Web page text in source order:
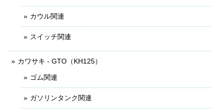
カウル関連
スイッチ関連
カワサキ - GTO（KH125）
ゴム関連
ガソリンタンク関連